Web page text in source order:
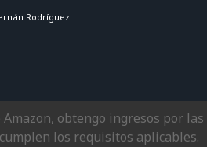
Rodríguez.
Amazon, obtengo ingresos por las
los requisitos aplicables.